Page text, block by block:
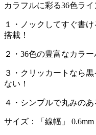
カラフルに彩る36色ラ
１・ノックしてすぐ書
搭載！
２・36色の豊富なカラ
３・クリッカートなら
ない！
４・シンプルで丸みのあ
サイズ：「線幅」 0.6mm